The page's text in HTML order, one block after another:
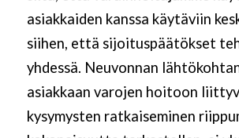
asiakkaiden kanssa käytäviin
siihen, että sijoituspäätökset
yhdessä. Neuvonnan
asiakkaan varojen hoitoon
kysymysten ratkaiseminen